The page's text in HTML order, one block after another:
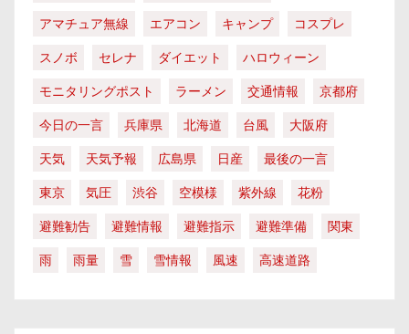
アマチュア無線
エアコン キャンプ
コスプレ
スノボ
セレナ ダイエット
ハロウィーン
モニタリングポスト
ラーメン 交通情報
京都府
今日の一言
兵庫県 北海道 台風
大阪府
天気
天気予報 広島県 日産
最後の一言
東京
気圧 渋谷 空模様 紫外線
花粉
避難勧告
避難情報 避難指示 避難準備
関東
雨
雨量 雪 雪情報 風速 高速道路